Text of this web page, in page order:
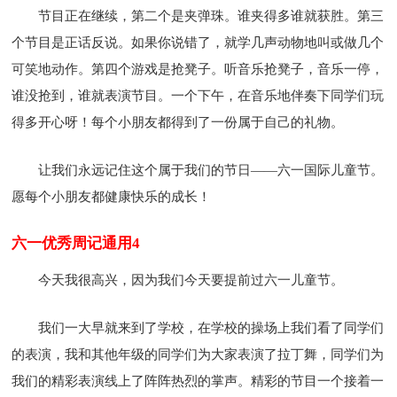
节目正在继续，第二个是夹弹珠。谁夹得多谁就获胜。第三
个节目是正话反说。如果你说错了，就学几声动物地叫或做几个
可笑地动作。第四个游戏是抢凳子。听音乐抢凳子，音乐一停，
谁没抢到，谁就表演节目。一个下午，在音乐地伴奏下同学们玩
得多开心呀！每个小朋友都得到了一份属于自己的礼物。
让我们永远记住这个属于我们的节日——六一国际儿童节。
愿每个小朋友都健康快乐的成长！
六一优秀周记通用4
今天我很高兴，因为我们今天要提前过六一儿童节。
我们一大早就来到了学校，在学校的操场上我们看了同学们
的表演，我和其他年级的同学们为大家表演了拉丁舞，同学们为
我们的精彩表演线上了阵阵热烈的掌声。精彩的节目一个接着一